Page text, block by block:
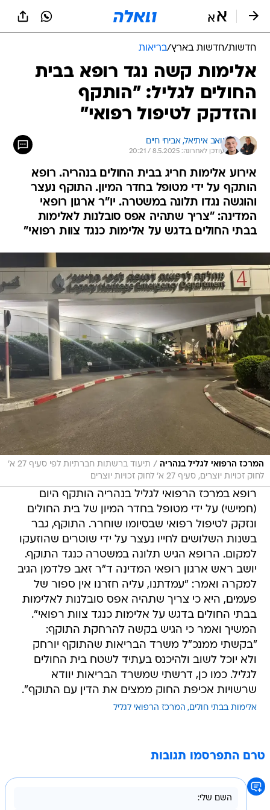
חדשות/חדשות בארץ/בריאות
אלימות קשה נגד רופא בבית
החולים לגליל: "הותקף
והזדקק לטיפול רפואי"
יואב איתיאל, אביחי חיים
עודכן לאחרונה: 8.5.2025 / 20:21
אירוע אלימות חריג בבית החולים בנהריה. רופא
הותקף על ידי מטופל בחדר המיון. התוקף נעצר
והוגשה נגדו תלונה במשטרה. יו"ר ארגון רופאי
המדינה: "צריך שתהיה אפס סובלנות לאלימות
בבתי החולים בדגש על אלימות כנגד צוות רפואי"
המרכז הרפואי לגליל בנהריה /
תיעוד ברשתות חברתיות לפי סעיף 27 א'
לחוק זכויות יוצרים, סעיף 27 א׳ לחוק זכויות יוצרים
רופא במרכז הרפואי לגליל בנהריה הותקף היום
(חמישי) על ידי מטופל בחדר המיון של בית החולים
ונזקק לטיפול רפואי שבסיומו שוחרר. התוקף, גבר
בשנות השלושים לחייו נעצר על ידי שוטרים שהוזעקו
למקום. הרופא הגיש תלונה במשטרה כנגד התוקף.
יושב ראש ארגון רופאי המדינה ד"ר זאב פלדמן הגיב
למקרה ואמר: "עמדתנו, עליה חזרנו אין ספור של
פעמים, היא כי צריך שתהיה אפס סובלנות לאלימות
בבתי החולים בדגש על אלימות כנגד צוות רפואי".
המשיך ואמר כי הגיש בקשה להרחקת התוקף:
"בקשתי ממנכ"ל משרד הבריאות שהתוקף יורחק
ולא יוכל לשוב ולהיכנס בעתיד לשטח בית החולים
לגליל. כמו כן, דרשתי שמשרד הבריאות יוודא
שרשויות אכיפת החוק ממצים את הדין עם התוקף".
אלימות בבתי חולים המרכז הרפואי לגליל
טרם התפרסמו תגובות